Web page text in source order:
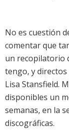
No es cuestión
comentar que
un recopilatorio
tengo, y directos
Lisa Stansfield.
disponibles un
semanas, en la
discográficas.